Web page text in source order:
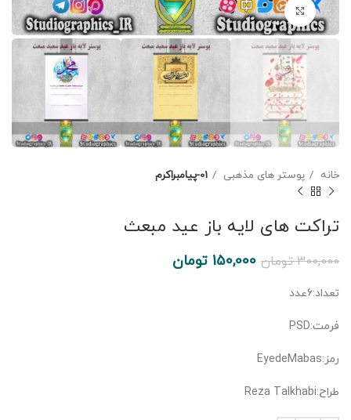
برای بزرگنمایی کلیک کنید
خانه پوستر های مذهبی 01-پیامبراکرم
تراکت های لایه باز عید مبعث
300,000 تومان 150,000 تومان
تعداد:6عدد
فرمت:PSD
رمز:EyedeMabas
طراح:Reza Talkhabi